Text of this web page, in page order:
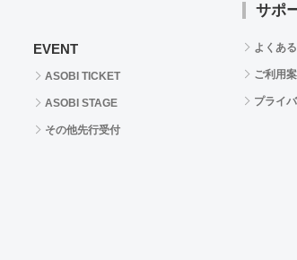
EVENT
ASOBI TICKET
ASOBI STAGE
その他先行受付
サポ
よくあ
ご利用
プライ